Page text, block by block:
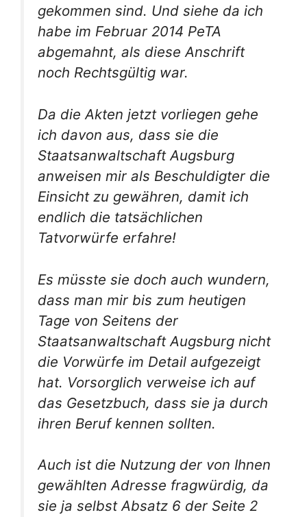
gekommen sind. Und siehe da ich
habe im Februar 2014 PeTA
abgemahnt, als diese Anschrift
noch Rechtsgültig war.
Da die Akten jetzt vorliegen gehe
ich davon aus, dass sie die
Staatsanwaltschaft Augsburg
anweisen mir als Beschuldigter die
Einsicht zu gewähren, damit ich
endlich die tatsächlichen
Tatvorwürfe erfahre!
Es müsste sie doch auch wundern,
dass man mir bis zum heutigen
Tage von Seitens der
Staatsanwaltschaft Augsburg nicht
die Vorwürfe im Detail aufgezeigt
hat. Vorsorglich verweise ich auf
das Gesetzbuch, dass sie ja durch
ihren Beruf kennen sollten.
Auch ist die Nutzung der von Ihnen
gewählten Adresse fragwürdig, da
sie ja selbst Absatz 6 der Seite 2